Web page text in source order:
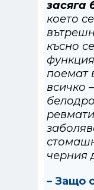
засяга
което
късно
поемат
всичко
черния
– Защо